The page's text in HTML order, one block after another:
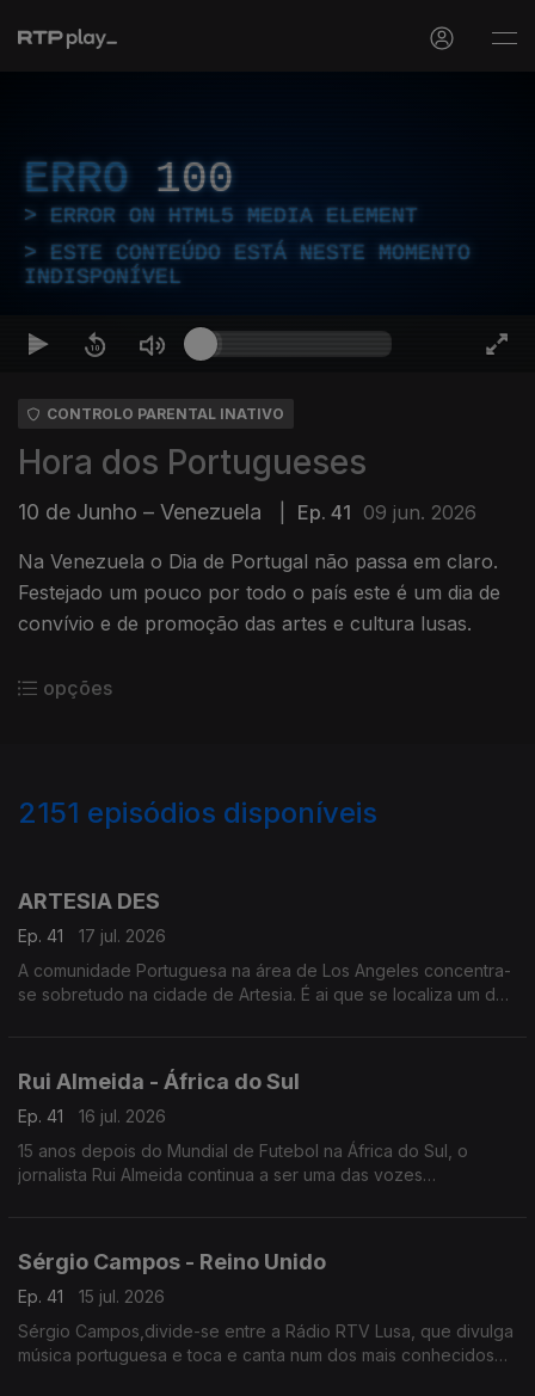
ERRO 100
ERROR ON HTML5 MEDIA ELEMENT
ESTE CONTEÚDO ESTÁ NESTE MOMENTO
INDISPONÍVEL
CONTROLO PARENTAL INATIVO
Hora dos Portugueses
10 de Junho – Venezuela Ep. 41 09 jun. 2026
Na Venezuela o Dia de Portugal não passa em claro.
Festejado um pouco por todo o país este é um dia de
convívio e de promoção das artes e cultura lusas.
opções
2151 episódios disponíveis
ARTESIA DES
Ep. 41
17 jul. 2026
A comunidade Portuguesa na área de Los Angeles concentra-
se sobretudo na cidade de Artesia. É ai que se localiza um dos
Rui Almeida - África do Sul
Ep. 41
16 jul. 2026
15 anos depois do Mundial de Futebol na África do Sul, o
jornalista Rui Almeida continua a ser uma das vozes
Sérgio Campos - Reino Unido
Ep. 41
15 jul. 2026
Sérgio Campos,divide-se entre a Rádio RTV Lusa, que divulga
música portuguesa e toca e canta num dos mais conhecidos